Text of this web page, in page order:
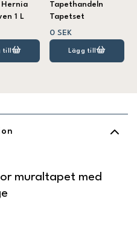
Hernia
1 L
till
Tapethandeln
Tapetset
0 SEK
Lägg till
muraltapet med